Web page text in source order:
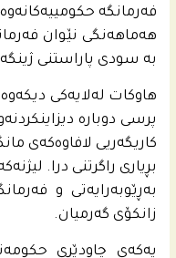
فه‌رمانگه‌
هه‌ماهه‌نگی نێوان
به‌ سودی پاراستنى
هاوكات له‌لایه‌كی
پرسی دوباره‌
كاریگه‌ریی لافاوه‌كه‌ى
بڕیاری راگرتنى درا.
به‌ڕێوبه‌رایه‌تى و
زانكۆی گه‌رمیان.
یه‌كه‌ى چاودێری